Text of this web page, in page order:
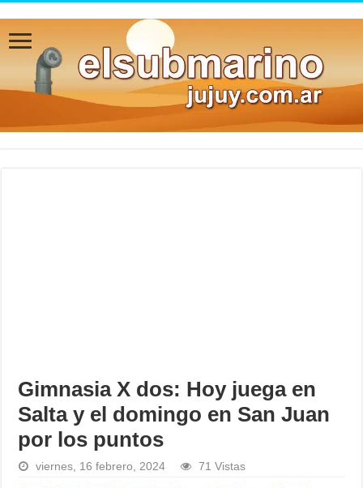
Gimnasia X dos: Hoy juega en
Salta y el domingo en San Juan
por los puntos
viernes, 16 febrero, 2024 71 Vistas